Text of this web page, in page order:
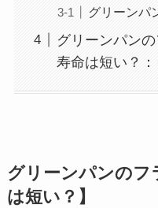
グリーンパ
グリーンパン
寿命は短い？
グリーンパンのフ
は短い？】